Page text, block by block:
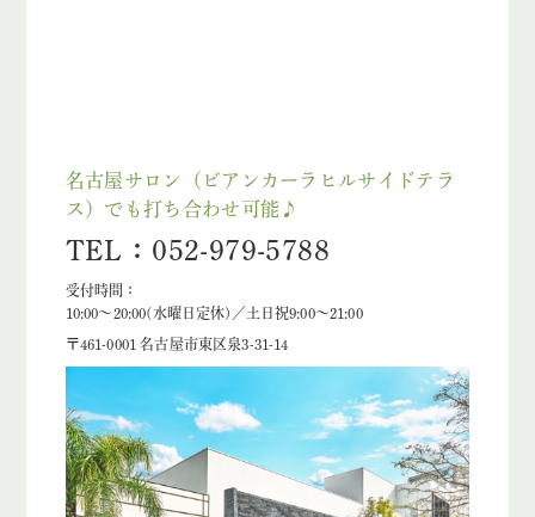
名古屋サロン（ビアンカーラヒルサイドテラ
ス）でも打ち合わせ可能♪
TEL：052-979-5788
受付時間：
10:00～20:00(水曜日定休)／土日祝9:00～21:00
〒461-0001 名古屋市東区泉3-31-14